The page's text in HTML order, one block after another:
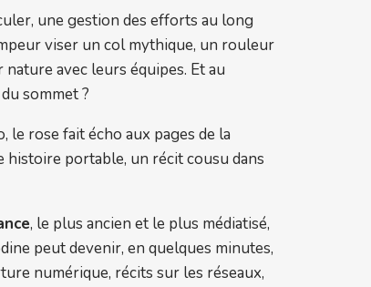
une gestion des efforts au long
viser un col mythique, un rouleur
avec leurs équipes. Et au
sommet ?
le rose fait écho aux pages de la
histoire portable, un récit cousu dans
, le plus ancien et le plus médiatisé,
peut devenir, en quelques minutes,
numérique, récits sur les réseaux,